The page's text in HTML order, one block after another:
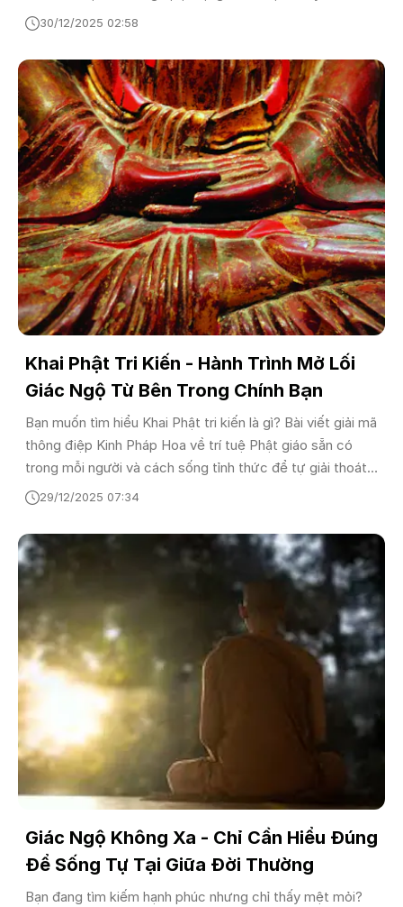
30/12/2025 02:58
Khai Phật Tri Kiến - Hành Trình Mở Lối
Giác Ngộ Từ Bên Trong Chính Bạn
Bạn muốn tìm hiểu Khai Phật tri kiến là gì? Bài viết giải mã
thông điệp Kinh Pháp Hoa về trí tuệ Phật giáo sẵn có
trong mỗi người và cách sống tỉnh thức để tự giải thoát
khỏi phiền não.
29/12/2025 07:34
Giác Ngộ Không Xa - Chỉ Cần Hiểu Đúng
Để Sống Tự Tại Giữa Đời Thường
Bạn đang tìm kiếm hạnh phúc nhưng chỉ thấy mệt mỏi?